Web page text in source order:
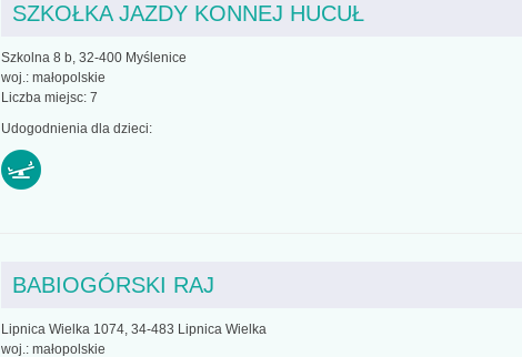
SZKOŁKA JAZDY KONNEJ HUCUŁ
Szkolna 8 b, 32-400 Myślenice
woj.: małopolskie
Liczba miejsc: 7
Udogodnienia dla dzieci:
BABIOGÓRSKI RAJ
Lipnica Wielka 1074, 34-483 Lipnica Wielka
woj.: małopolskie